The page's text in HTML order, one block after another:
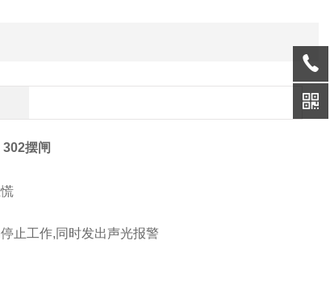
摆闸
止工作,同时发出声光报警